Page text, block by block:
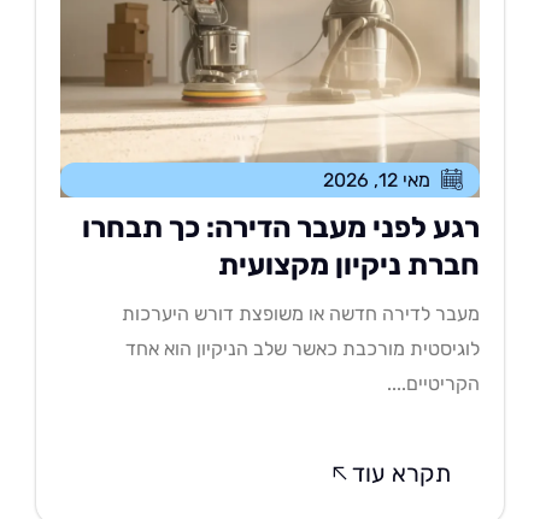
מאי 12, 2026
לפני מעבר הדירה: כך תבחרו
ניקיון מקצועית
לדירה חדשה או משופצת דורש היערכות
מורכבת כאשר שלב הניקיון הוא אחד
תקרא עוד